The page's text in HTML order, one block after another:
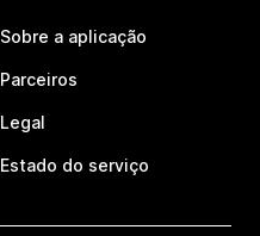
Sobre a aplicação
Parceiros
Legal
Estado do serviço